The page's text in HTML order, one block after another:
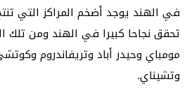
في الهند يوجد أضخم المراكز التي
تحقق نجاحا كبيرا في الهند ومن تلك
مومباي وحيدر أباد وتريفاندروم
وتشيناي.